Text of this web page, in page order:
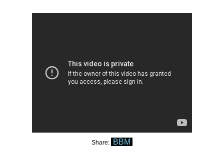
Share: BBM